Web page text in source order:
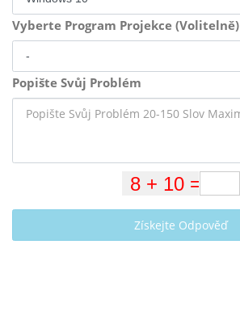
Vyberte Program Projekce (Volitelně)
Popište Svůj Problém
Získejte Odpověď